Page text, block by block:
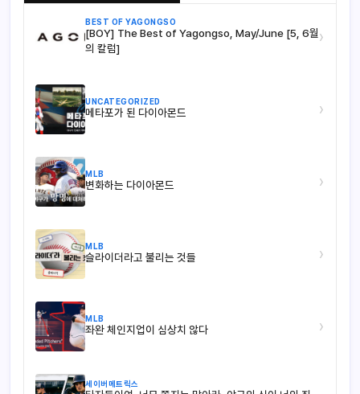
BEST OF YAGONGSO
[BOY] The Best of Yagongso, May/June [5, 6월
의 칼럼]
›
UNCATEGORIZED
메타포가 된 다이아몬드 ›
MLB
변화하는 다이아몬드 ›
MLB
슬라이더라고 불리는 것들 ›
MLB
좌완 체인지업이 심상치 않다 ›
세이버메트릭스